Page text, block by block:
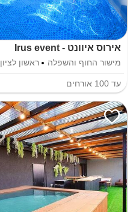
אירוס איוונט - Irus event
מישור החוף והשפלה ראשון לציון
עד 100 אורחים